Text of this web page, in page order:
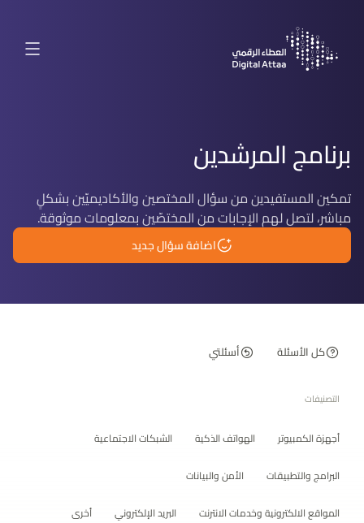
برنامج المرشدين
تمكين المستفيدين من سؤال المختصين والأكاديميّين بشكلٍ
مباشر، لتصل لهم الإجابات من المختصّين بمعلومات موثوقة.
اضافة سؤال جديد
كل الأسئلة أسئلتي
التصنيفات
أجهزة الكمبيوتر الهواتف الذكية
الشبكات الاجتماعية
البرامج والتطبيقات
الأمن والبيانات
المواقع الالكترونية وخدمات الانترنت
البريد الإلكتروني أخرى